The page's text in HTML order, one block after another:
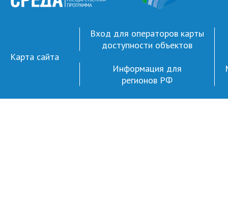
Карта сайта
Вход для операторов карты
доступности объектов
Информация для
регионов РФ